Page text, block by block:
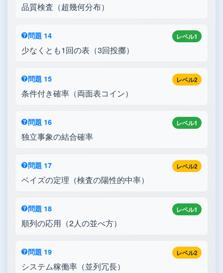
品質検査（超幾何分布）
レベル1
問題 14
少なくとも1回の表（3回投擲）
レベル2
問題 15
条件付き確率（両面表コイン）
レベル1
問題 16
独立事象の結合確率
レベル2
問題 17
ベイズの定理（検査の陽性的中率）
レベル1
問題 18
順列の応用（2人の並べ方）
レベル2
問題 19
システム稼働率（並列冗長）